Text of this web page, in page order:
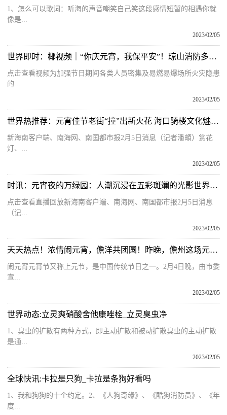
1、怎么可以歌词：听海的声音嘲笑自己笑这段感情短暂的相遇你就
像是...
2023/02/05
世界即时：椰视频｜“你庆元宵，我保平安”！琼山消防多项措施提前做好元宵节消防安全工作
点击查看视频为加强节日期间各类人员密集及易燃易爆场所火灾隐患
的...
2023/02/05
世界热推荐：元宵佳节老街“撞”出新火花 海口骑楼文化魅力无“琼”无尽
新海南客户端、南海网、南国都市报2月5日消息（记者潘頔）赏花
灯、...
2023/02/05
时讯：元宵夜的万绿园：人潮沉浸在五彩斑斓的光影世界里共享热闹
点击查看直播回放新海南客户端、南海网、南国都市报2月5日消息
（记...
2023/02/05
天天热点！浓情闹元宵，儋洋共团圆！昨晚，儋州这场元宵游园活动热闹非凡！
闹元宵元宵节又称上元节，是中国传统节日之一。2月4日晚，由市委
宣...
2023/02/05
世界动态:立灵爽硝酸舍他康唑栓_立灵臭虫净
1、臭虫的扩散有两种方式，即主动扩散和被动扩散臭虫的主动扩散
是通...
2023/02/05
全球快讯:卡拉是只狗_卡拉是条狗好看吗
1、我和狗狗的十个约定。2、《人狗奇缘》、《酷狗消防员》、《年
度...